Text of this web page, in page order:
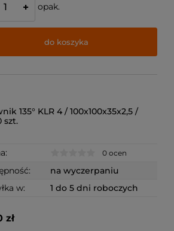
+ opak.
do koszyka
135° KLR 4 / 100x100x35x2,5 /
szt.
0 ocen
na wyczerpaniu
w:
1 do 5 dni roboczych
zł